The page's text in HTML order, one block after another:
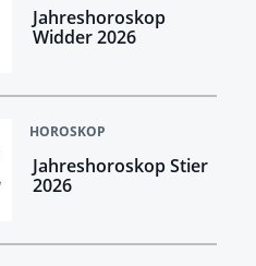
Jahreshoroskop
Widder 2026
HOROSKOP
Jahreshoroskop Stier
2026